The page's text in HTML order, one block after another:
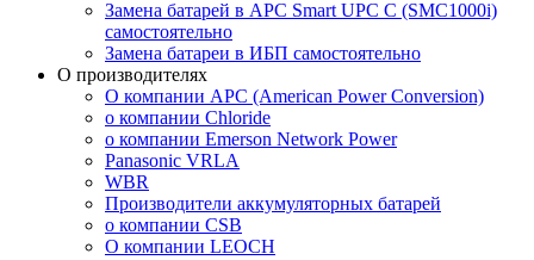
Замена батарей в APC Smart UPC С (SMC1000i)
самостоятельно
Замена батареи в ИБП самостоятельно
О производителях
О компании APC (American Power Conversion)
о компании Chloride
о компании Emerson Network Power
Panasonic VRLA
WBR
Производители аккумуляторных батарей
о компании CSB
О компании LEOCH